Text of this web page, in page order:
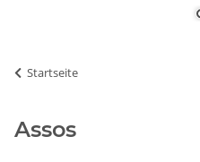
Startseite
Assos